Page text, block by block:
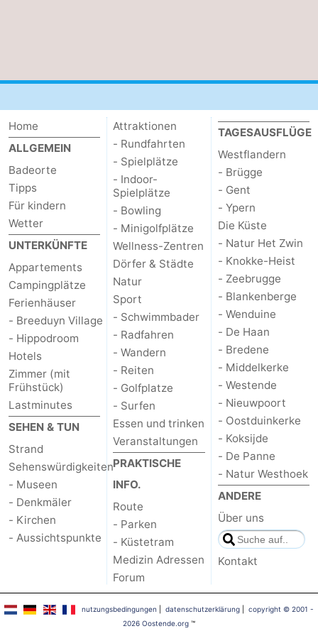
De
Panne
-
Natur
Westhoek
Wetter
Kontakt
Home
ALLGEMEIN
Badeorte
Tipps
Für kindern
Wetter
UNTERKÜNFTE
Appartements
Campingplätze
Ferienhäuser
- Breeduyn Village
- Hippodroom
Hotels
Zimmer (mit
Frühstück)
Lastminutes
SEHEN & TUN
Strand
Sehenswürdigkeiten
- Museen
- Denkmäler
- Kirchen
- Aussichtspunkte
Attraktionen
- Rundfahrten
- Spielplätze
- Indoor-
Spielplätze
- Bowling
- Minigolfplätze
Wellness-Zentren
Dörfer & Städte
Natur
Sport
- Schwimmbader
- Radfahren
- Wandern
- Reiten
- Golfplatze
- Surfen
Essen und trinken
Veranstaltungen
PRAKTISCHE
INFO.
Route
- Parken
- Küstetram
Medizin Adressen
Forum
TAGESAUSFLÜGE
Westflandern
- Brügge
- Gent
- Ypern
Die Küste
- Natur Het Zwin
- Knokke-Heist
- Zeebrugge
- Blankenberge
- Wenduine
- De Haan
- Bredene
- Middelkerke
- Westende
- Nieuwpoort
- Oostduinkerke
- Koksijde
- De Panne
- Natur Westhoek
ANDERE
Über uns
Kontakt
nutzungsbedingungen datenschutzerklärung| copyright © 2001 -
2026 Oostende.org ™